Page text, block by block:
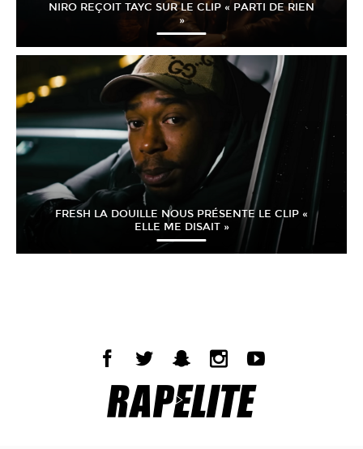
NIRO REÇOIT TAYC SUR LE CLIP « PARTI DE RIEN
»
FRESH LA DOUILLE NOUS PRÉSENTE LE CLIP «
ELLE ME DISAIT »